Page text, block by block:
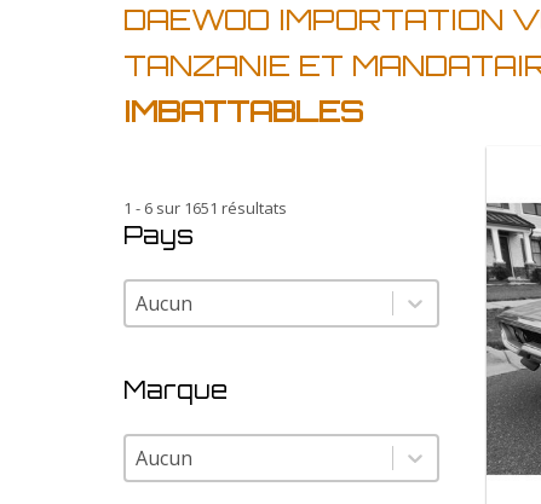
DAEWOO IMPORTATION
TANZANIE ET
IMBATTABLES
1 - 6 sur 1651 résultats
Pays
Pays
Pays
Marque
Marque
Marque